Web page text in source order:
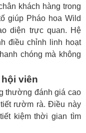
khách hàng trong
giúp Pháo hoa Wild
diện trực quan. Hệ
điều chỉnh linh hoạt
chóng mà không
viên
thường đánh giá cao
rườm rà. Điều này
kiệm thời gian tìm